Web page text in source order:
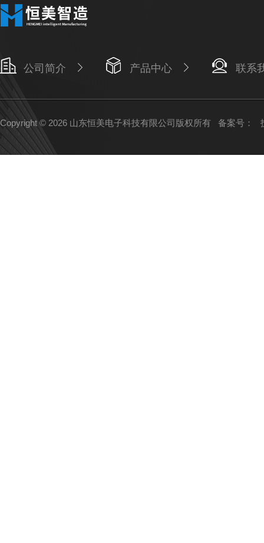
公司简介 产品中心 联系
Copyright © 2026 山东恒美电子科技有限公司版权所有 备案号：